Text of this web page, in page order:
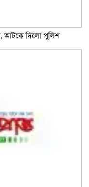
আটকে দিলো পুলিশ